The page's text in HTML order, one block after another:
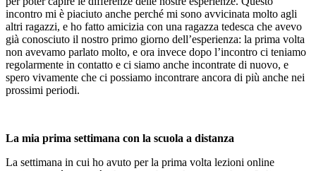
incontro mi è piaciuto anche perché mi sono avvicinata molto agli
altri ragazzi, e ho fatto amicizia con una ragazza tedesca che avevo
già conosciuto il nostro primo giorno dell’esperienza: la prima volta
non avevamo parlato molto, e ora invece dopo l’incontro ci teniamo
regolarmente in contatto e ci siamo anche incontrate di nuovo, e
spero vivamente che ci possiamo incontrare ancora di più anche nei
prossimi periodi.
La mia prima settimana con la scuola a distanza
La settimana in cui ho avuto per la prima volta lezioni online